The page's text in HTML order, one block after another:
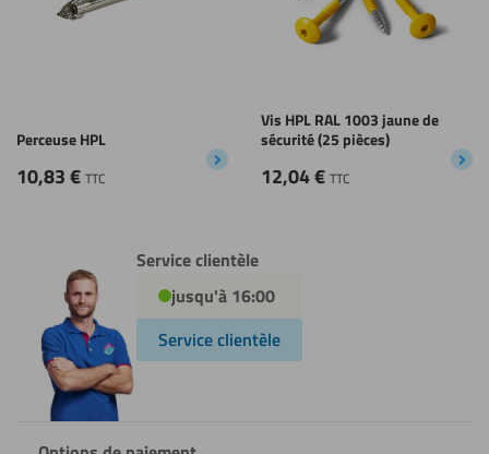
Perceuse HPL
10,83€ TTC
Vis HPL RAL 1003 jaune de
sécurité (25 pièces)
12,04€ TTC
Service clientèle
jusqu'à 16:00
Service clientèle